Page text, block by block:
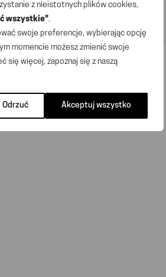
z nieistotnych plików cookies,
wszystkie".
swoje preferencje, wybierając opcję
momencie możesz zmienić swoje
się więcej, zapoznaj się z naszą
Odrzuć Akceptuj wszystko